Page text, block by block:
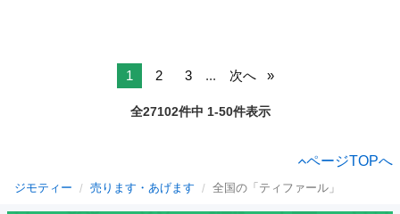
1 2 3 ... 次へ
全27102件中 1-50件表示
ページTOPへ
ジモティー 売ります・あげます 全国の「ティファール」